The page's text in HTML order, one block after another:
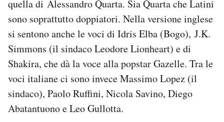
quella di Alessandro Quarta. Sia Quarta che Latini
sono soprattutto doppiatori. Nella versione inglese
si sentono anche le voci di Idris Elba (Bogo), J.K.
Simmons (il sindaco Leodore Lionheart) e di
Shakira, che dà la voce alla popstar Gazelle. Tra le
voci italiane ci sono invece Massimo Lopez (il
sindaco), Paolo Ruffini, Nicola Savino, Diego
Abatantuono e Leo Gullotta.